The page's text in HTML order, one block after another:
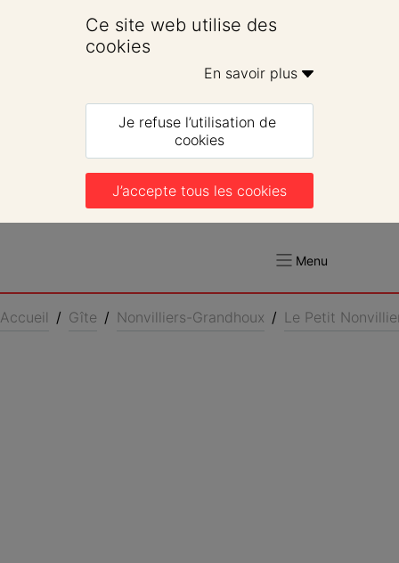
Ce site web utilise des
cookies
En savoir plus
Je refuse l’utilisation de
cookies
J’accepte tous les cookies
Menu
Accueil / Gîte / Nonvilliers-Grandhoux / Le Petit